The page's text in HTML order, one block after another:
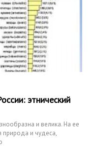
этнический
и велика. На ее
природа и чудеса,